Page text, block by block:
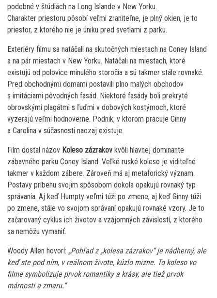
podobné v štúdiách na Long Islande v New Yorku.
Charakter priestoru pôsobí veľmi zraniteľne, je plný okien, je to
priestor, z ktorého nie je úniku pred svetlami z parku.
Exteriéry filmu sa natáčali na skutočných miestach na Coney Island
a na pár miestach v New Yorku. Natáčali na miestach, ktoré
existujú od polovice minulého storočia a sú takmer stále rovnaké.
Pred obchodnými domami postavili plno malých obchodov
s imitáciami pôvodných fasád. Niektoré fasády boli prekryté
obrovskými plagátmi s ľuďmi v dobových kostýmoch, ktoré
vyzerajú veľmi hodnoverne. Podnik, v ktorom pracuje Ginny
a Carolina v súčasnosti naozaj existuje.
Film dostal názov Koleso zázrakov kvôli hlavnej dominante
zábavného parku Coney Island. Veľké ruské koleso je viditeľné
takmer v každom zábere. Zároveň má aj metaforický význam.
Postavy príbehu svojim spôsobom dokola opakujú rovnaký typ
správania. Aj keď Humpty veľmi túži po zmene, aj keď Ginny túži
po zmene, stále vo svojom správaní opakujú rovnaké vzory. Je to
začarovaný cyklus ich životov a vzájomných závislostí, z ktorého
sa nemôžu vymaniť.
Woody Allen hovorí: „Pohľad z „kolesa zázrakov“ je nádherný, ale
keď ste pod ním, v reálnom živote, kúzlo mizne. To koleso vo
filme symbolizuje prvok romantiky a krásy, ale tiež prvok
márnosti a zmaru.“